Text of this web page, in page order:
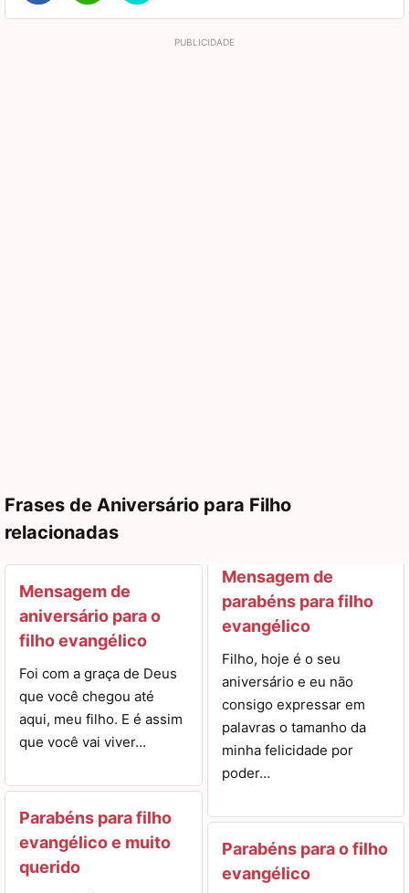
Frases de Aniversário para Filho
relacionadas
Mensagem de
aniversário para o
filho evangélico
Foi com a graça de Deus
que você chegou até
aqui, meu filho. E é assim
que você vai viver…
Parabéns para filho
evangélico e muito
querido
Mensagem de
parabéns para filho
evangélico
Filho, hoje é o seu
aniversário e eu não
consigo expressar em
palavras o tamanho da
minha felicidade por
poder…
Parabéns para o filho
evangélico